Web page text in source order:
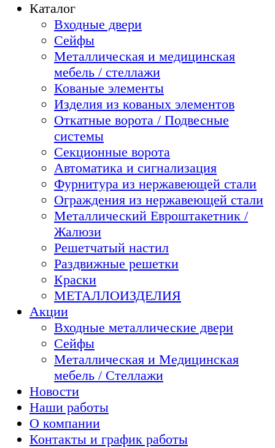
Каталог
Входные двери
Сейфы
Металлическая и медицинская
мебель / стеллажи
Кованые элементы
Изделия из кованых элементов
Откатные ворота / Подвесные
системы
Секционные ворота
Автоматика и сигнализация
Фурнитура из нержавеющей стали
Ограждения из нержавеющей стали
Металлический Евроштакетник /
Жалюзи
Решетчатый настил
Раздвижные решетки
Краски
МЕТАЛЛОИЗДЕЛИЯ
Акции
Входные металлические двери
Сейфы
Металлическая и Медицинская
мебель / Стеллажи
Новости
Наши работы
О компании
Контакты и график работы